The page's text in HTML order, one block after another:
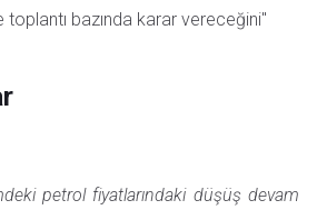
toplantı bazında karar vereceğini"
petrol fiyatlarındaki düşüş devam